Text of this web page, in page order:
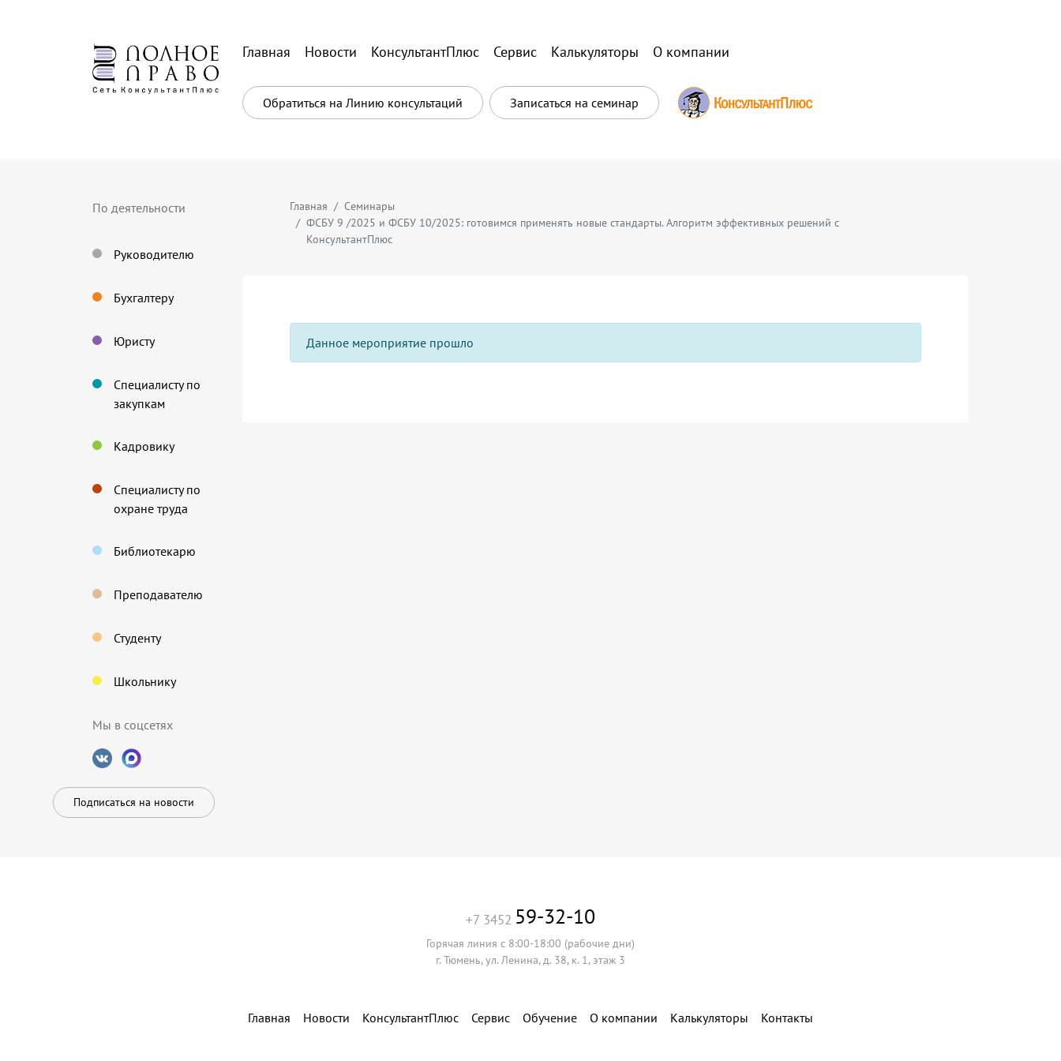
Главная Новости КонсультантПлюс Сервис Калькуляторы О компании
Обратиться на Линию консультаций Записаться на семинар
По деятельности
Руководителю
Бухгалтеру
Юристу
Специалисту по
закупкам
Кадровику
Специалисту по
охране труда
Библиотекарю
Преподавателю
Студенту
Школьнику
Мы в соцсетях
Подписаться на новости
Главная
Семинары
ФСБУ 9 /2025 и ФСБУ 10/2025: готовимся применять новые стандарты. Алгоритм эффективных решений с
КонсультантПлюс
Данное мероприятие прошло
+7 3452 59-32-10
Горячая линия с 8:00-18:00 (рабочие дни)
г. Тюмень, ул. Ленина, д. 38, к. 1, этаж 3
Главная Новости КонсультантПлюс Сервис Обучение О компании Калькуляторы Контакты